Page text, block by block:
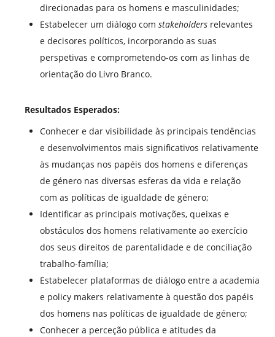
direcionadas para os homens e masculinidades;
Estabelecer um diálogo com stakeholders relevantes
e decisores políticos, incorporando as suas
perspetivas e comprometendo-os com as linhas de
orientação do Livro Branco.
Resultados Esperados:
Conhecer e dar visibilidade às principais tendências
e desenvolvimentos mais significativos relativamente
às mudanças nos papéis dos homens e diferenças
de género nas diversas esferas da vida e relação
com as políticas de igualdade de género;
Identificar as principais motivações, queixas e
obstáculos dos homens relativamente ao exercício
dos seus direitos de parentalidade e de conciliação
trabalho-família;
Estabelecer plataformas de diálogo entre a academia
e policy makers relativamente à questão dos papéis
dos homens nas políticas de igualdade de género;
Conhecer a perceção pública e atitudes da